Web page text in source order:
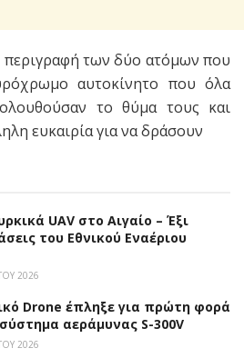
περιγραφή των δύο ατόμων που
αυτοκίνητο που όλα
το θύμα τους και
ευκαιρία για να δράσουν
UAV στο Αιγαίο – Έξι
του Εθνικού Εναέριου
2026
Drone έπληξε για πρώτη φορά
αεράμυνας S-300V
2026